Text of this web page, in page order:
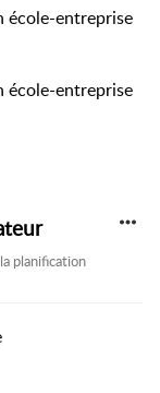
école-entreprise
école-entreprise
planification